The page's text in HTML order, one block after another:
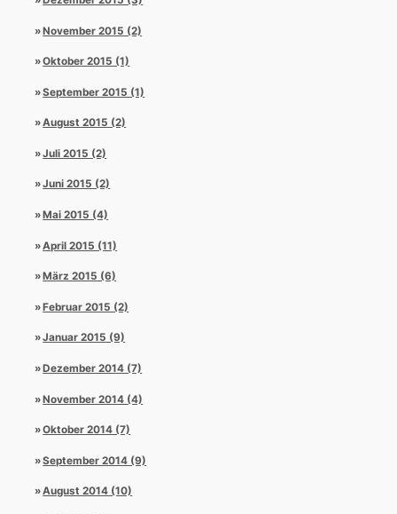
November 2015 (2)
Oktober 2015 (1)
September 2015 (1)
August 2015 (2)
Juli 2015 (2)
Juni 2015 (2)
Mai 2015 (4)
April 2015 (11)
März 2015 (6)
Februar 2015 (2)
Januar 2015 (9)
Dezember 2014 (7)
November 2014 (4)
Oktober 2014 (7)
September 2014 (9)
August 2014 (10)